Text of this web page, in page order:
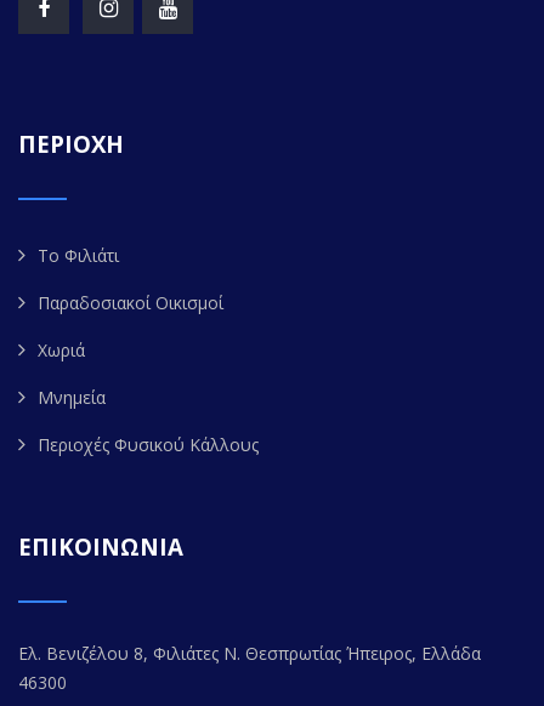
ΠΕΡΙΟΧΗ
Το Φιλιάτι
Παραδοσιακοί Οικισμοί
Χωριά
Μνημεία
Περιοχές Φυσικού Κάλλους
ΕΠΙΚΟΙΝΩΝΙΑ
Ελ. Βενιζέλου 8, Φιλιάτες Ν. Θεσπρωτίας Ήπειρος, Ελλάδα
46300